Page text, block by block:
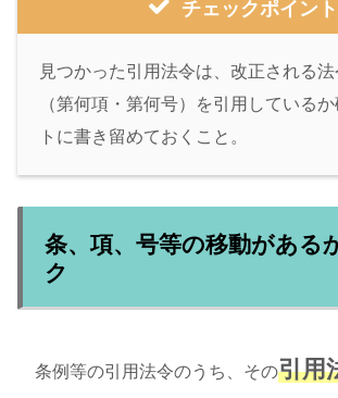
チェックポイント
見つかった引用法令は、改正される
（第何項・第何号）を引用している
トに書き留めておくこと。
条、項、号等の移動がある
ク
条例等の引用法令のうち、その引用